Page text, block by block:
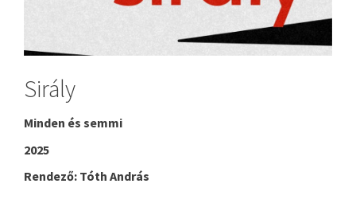
Sirály
Minden és semmi
2025
Rendező: Tóth András